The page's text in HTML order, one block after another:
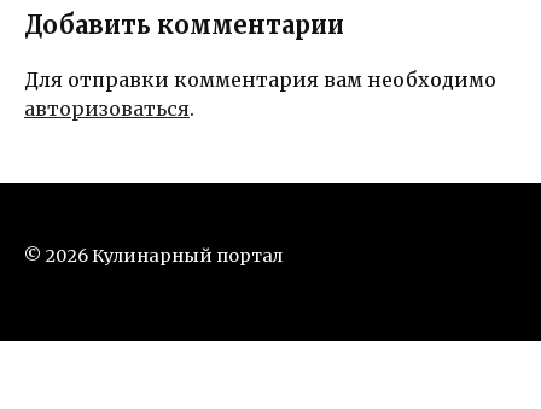
Добавить комментарии
Для отправки комментария вам необходимо
авторизоваться.
© 2026 Кулинарный портал